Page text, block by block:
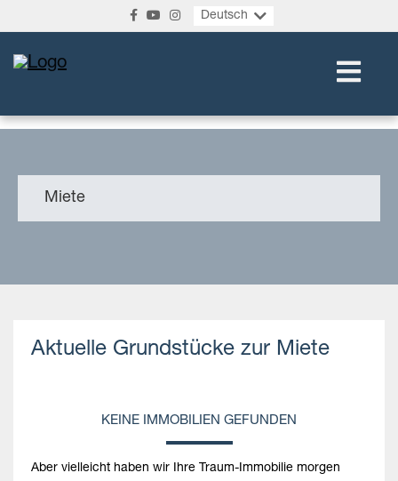
Deutsch
Miete
Aktuelle Grundstücke zur Miete
KEINE IMMOBILIEN GEFUNDEN
Aber vielleicht haben wir Ihre Traum-Immobilie morgen